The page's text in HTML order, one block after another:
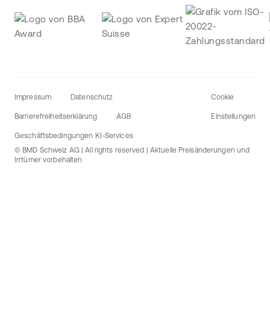
Impressum Datenschutz
Barrierefreiheitserklärung AGB
Geschäftsbedingungen KI-Services
Cookie
Einstellungen
© BMD Schweiz AG | All rights reserved | Aktuelle Preisänderungen und
Irrtümer vorbehalten